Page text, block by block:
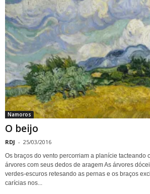
Namoros
O beijo
RDJ - 25/03/2016
Os braços do vento percorriam a planície tacteando
árvores com seus dedos de aragem As árvores
verdes-escuros retesando as pernas e os braços
carícias nos...